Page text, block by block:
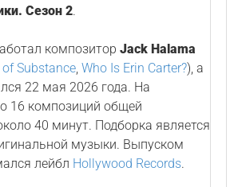
Сезон 2.
композитор Jack Halama
Substance, Who Is Erin Carter?), а
22 мая 2026 года. На
16 композиций общей
40 минут. Подборка является
музыки. Выпуском
лейбл Hollywood Records.